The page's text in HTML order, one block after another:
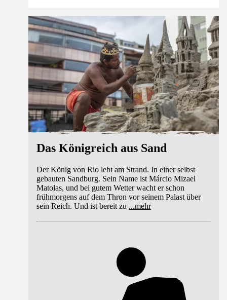
Das Königreich aus Sand
Der König von Rio lebt am Strand. In einer selbst
gebauten Sandburg. Sein Name ist Márcio Mizael
Matolas, und bei gutem Wetter wacht er schon
frühmorgens auf dem Thron vor seinem Palast über
sein Reich. Und ist bereit zu ...mehr